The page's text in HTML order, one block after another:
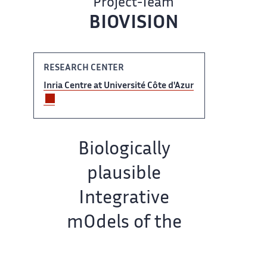
Project-Team
BIOVISION
RESEARCH CENTER
Inria Centre ‌​‌ at Université Côte d'Azur​​​‌
Team name:Biologically
plausible ​
Integrative
mOdels of the​‌